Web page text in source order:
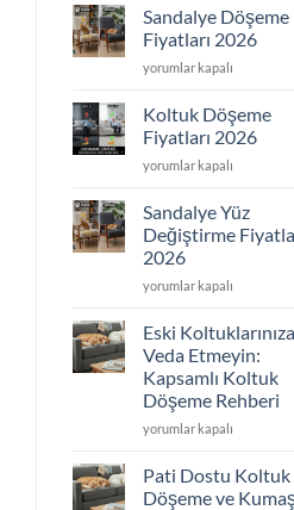
Fiyatları
için
Sandalye Döşeme
Fiyatları 2026
Sandalye
Fiyatları
için
yorumlar kapalı
Koltuk Döşeme
Fiyatları 2026
Koltuk
Fiyatları
2026
için
yorumlar kapalı
Sandalye Yüz
Değiştirme
2026
Sandalye
Değiştirme
2026
için
yorumlar kapalı
Eski Koltuklarınıza
Veda Etmeyin:
Kapsamlı Koltuk
Döşeme Rehberi
Eski
Veda
yorumlar kapalı
Pati Dostu Koltuk
Döşeme ve